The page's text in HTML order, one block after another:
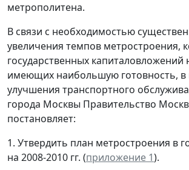
метрополитена.
В связи с необходимостью
увеличения темпов метростроения,
государственных капиталовложений
имеющих наибольшую готовность, в
улучшения транспортного
города Москвы Правительство
постановляет:
1. Утвердить план метростроения в
на 2008-2010 гг. (приложение 1).